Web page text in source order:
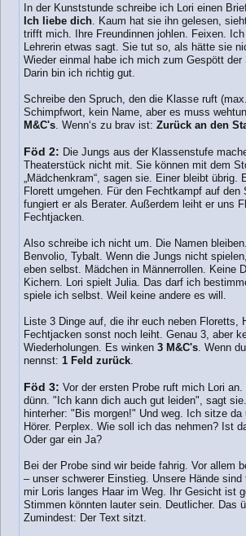
In der Kunststunde schreibe ich Lori einen
Ich liebe dich . Kaum hat sie ihn gelesen,
trifft mich. Ihre Freundinnen johlen. Feixen.
Lehrerin etwas sagt. Sie tut so, als hätte sie
Wieder einmal habe ich mich zum Gespött der
Darin bin ich richtig gut.
Schreibe den Spruch, den die Klasse ruft
Schimpfwort, kein Name, aber es muss
M&C's . Wenn‘s zu brav ist: Zurück an den
Föd 2: Die Jungs aus der Klassenstufe
Theaterstück nicht mit. Sie können mit dem
„Mädchenkram“, sagen sie. Einer bleibt übrig.
Florett umgehen. Für den Fechtkampf auf den
fungiert er als Berater. Außerdem leiht er uns
Fechtjacken.
Also schreibe ich nicht um. Die Namen
Benvolio, Tybalt. Wenn die Jungs nicht
eben selbst. Mädchen in Männerrollen. Keine
Kichern. Lori spielt Julia. Das darf ich
spiele ich selbst. Weil keine andere es will.
Liste 3 Dinge auf, die ihr euch neben Floretts,
Fechtjacken sonst noch leiht. Genau 3, aber
Wiederholungen. Es winken 3 M&C's . Wenn
nennst: 1 Feld zurück
Föd 3: Vor der ersten Probe ruft mich Lori
dünn. "Ich kann dich auch gut leiden", sagt
hinterher: "Bis morgen!" Und weg. Ich sitze da
Hörer. Perplex. Wie soll ich das nehmen? Ist
Oder gar ein Ja?
Bei der Probe sind wir beide fahrig. Vor allem
– unser schwerer Einstieg. Unsere Hände
mir Loris langes Haar im Weg. Ihr Gesicht ist
Stimmen könnten lauter sein. Deutlicher. Das
Zumindest: Der Text sitzt.